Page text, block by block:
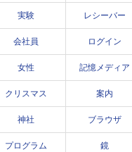
実験 レシーバー
会社員 ログイン
女性 記憶メディア
クリスマス 案内
神社 ブラウザ
プログラム 鏡